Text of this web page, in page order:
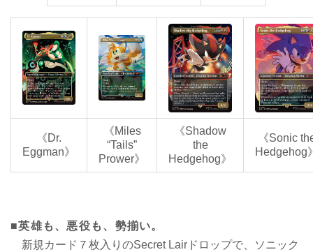
《Dr.
Eggman》
《Miles
“Tails”
Prower》
《Shadow
the
Hedgehog》
《Sonic
Hedgehog
■英雄も、悪役も、勢揃い。
新規カード７枚入りのSecret Lairドロップで、ソニック